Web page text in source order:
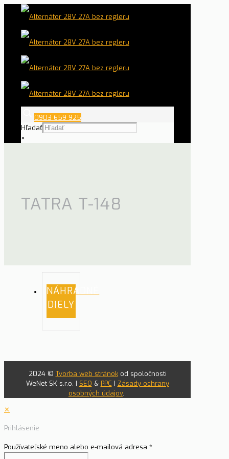
0903 659 925
Hľadať
×
TATRA T-148
NÁHRADNÉ
DIELY
2024 © Tvorba web stránokod spoločnosti
WeNet SK s.r.o. | SEO & PPC | Zásady ochrany
osobných údajov.
✕
Prihlásenie
Používateľské meno alebo e-mailová adresa *